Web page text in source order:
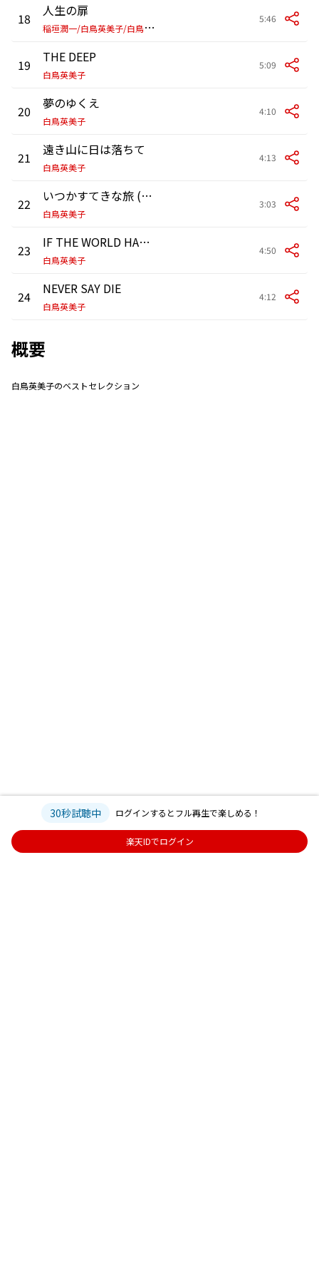
18
人生の扉
稲
垣潤一/白鳥英美子/白鳥マイカ
5:46
19 THE DEEP
白鳥英美子
5:09
20 夢のゆくえ
白鳥英美子
4:10
21 遠き山に日は落ちて
白鳥英美子
4:13
22 いつかすてきな旅 (楽しいムーミン一家)
白鳥英美子
3:03
23 IF THE WORLD HAD A SONG (バッハ「主よ、人の望みの喜びよ」より)
白鳥英美子
4:50
24 NEVER SAY DIE
白鳥英美子
4:12
概要
白鳥英美子のベストセレクション
30秒試聴中 ログインするとフル再生で楽しめる！
楽天IDでログイン